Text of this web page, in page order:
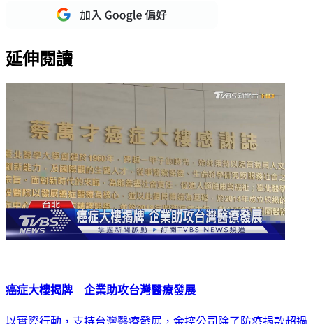
延伸閱讀
癌症大樓揭牌 企業助攻台灣醫療發展
以實際行動，支持台灣醫療發展，金控公司除了防疫捐款超過